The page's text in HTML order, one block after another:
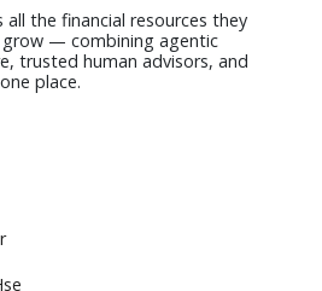
all the financial resources they
— combining agentic
trusted human advisors, and
place.